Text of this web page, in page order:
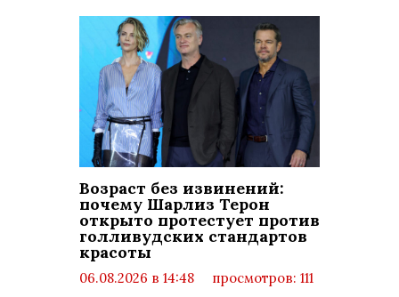
Возраст без извинений:
почему Шарлиз Терон
открыто протестует против
голливудских стандартов
красоты
06.08.2026 в 14:48
просмотров: 111